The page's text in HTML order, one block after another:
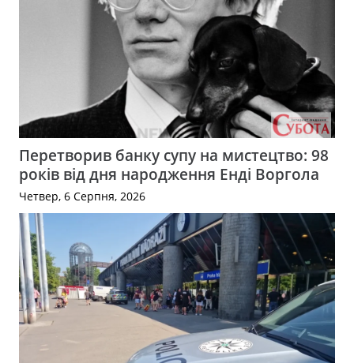
Перетворив банку супу на мистецтво: 98
років від дня народження Енді Воргола
Четвер, 6 Серпня, 2026